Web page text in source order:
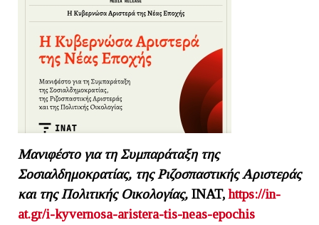
Μανιφέστο για τη Συμπαράταξη της
Σοσιαλδημοκρατίας, της Ριζοσπαστικής Αριστεράς
και της Πολιτικής Οικολογίας, INAT,https://in-
at.gr/i-kyvernosa-aristera-tis-neas-epochis